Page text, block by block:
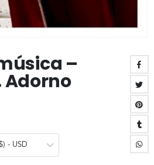
–
Adorno
- USD